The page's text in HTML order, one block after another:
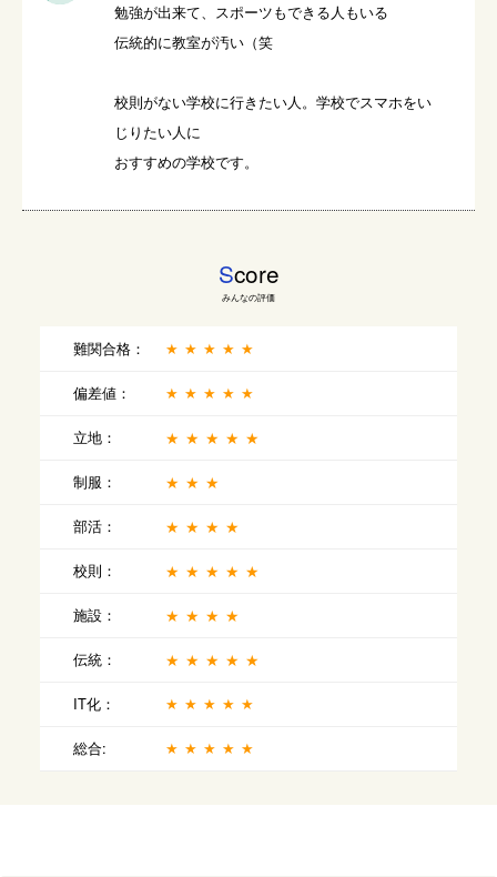
勉強が出来て、スポーツもできる人もいる
伝統的に教室が汚い（笑
校則がない学校に行きたい人。学校でスマホをい
じりたい人に
おすすめの学校です。
Score
みんなの評価
難関合格： ★★★★★
偏差値： ★★★★★
立地： ★★★★★
制服： ★★★
部活： ★★★★
校則： ★★★★★
施設： ★★★★
伝統： ★★★★★
IT化： ★★★★★
総合: ★★★★★